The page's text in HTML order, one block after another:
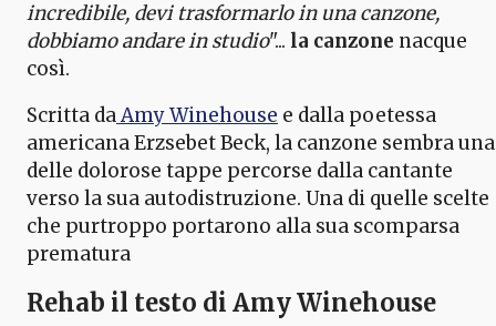
incredibile, devi trasformarlo in una canzone,
dobbiamo andare in studio"... la canzone nacque
così.
Scritta daAmy Winehouse e dalla poetessa
americana Erzsebet Beck, la canzone sembra una
delle dolorose tappe percorse dalla cantante
verso la sua autodistruzione. Una di quelle scelte
che purtroppo portarono alla sua scomparsa
prematura
Rehab il testo di Amy Winehouse